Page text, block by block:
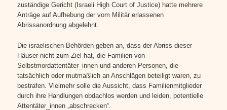
zuständige Gericht (Israeli High Court of Justice) hatte mehrere
Anträge auf Aufhebung der vom Militär erlassenen
Abrissanordnung abgelehnt.
Die israelischen Behörden geben an, dass der Abriss dieser
Häuser nicht zum Ziel hat, die Familien von
Selbstmordattentäter_innen und anderen Personen, die
tatsächlich oder mutmaßlich an Anschlägen beteiligt waren, zu
bestrafen. Vielmehr solle die Aussicht, dass Familienmitglieder
durch ihre Handlungen obdachlos werden und leiden, potentielle
Attentäter_innen „abschrecken“.